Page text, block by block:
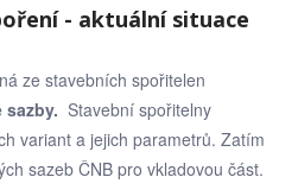
- aktuální situace
ze stavebních spořitelen
sazby. Stavební spořitelny
variant a jejich parametrů. Zatím
sazeb ČNB pro vkladovou část.